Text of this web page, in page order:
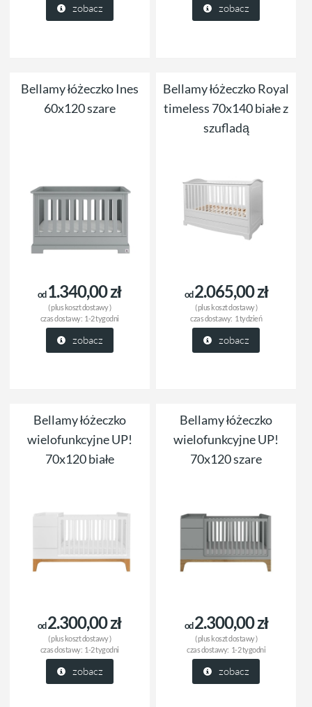
zobacz zobacz
Bellamy łóżeczko Ines
60x120 szare
od1.340,00 zł
( pluskoszt dostawy)
czas dostawy: 1-2 tygodni
zobacz
Bellamy łóżeczko Royal
timeless 70x140 białe z
szufladą
od2.065,00 zł
( pluskoszt dostawy)
czas dostawy: 1 tydzień
zobacz
Bellamy łóżeczko
wielofunkcyjne UP!
70x120 białe
od2.300,00 zł
( plus koszt dostawy)
czas dostawy: 1-2 tygodni
zobacz
Bellamy łóżeczko
wielofunkcyjne UP!
70x120 szare
od2.300,00 zł
( plus koszt dostawy)
czas dostawy: 1-2 tygodni
zobacz